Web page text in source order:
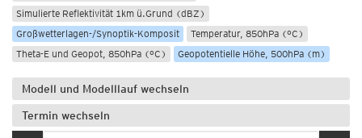
Simulierte Reflektivität 1km ü.Grund (dBZ)
Großwetterlagen-/Synoptik-Komposit
Temperatur, 850hPa (°C)
Theta-E und Geopot, 850hPa (°C)
Geopotentielle Höhe, 500hPa (m)
Modell und Modelllauf wechseln
Termin wechseln